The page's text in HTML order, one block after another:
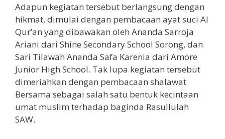
Adapun kegiatan tersebut berlangsung dengan
hikmat, dimulai dengan pembacaan ayat suci Al
Qur’an yang dibawakan oleh Ananda Sarroja
Ariani dari Shine Secondary School Sorong, dan
Sari Tilawah Ananda Safa Karenia dari Amore
Junior High School. Tak lupa kegiatan tersebut
dimeriahkan dengan pembacaan shalawat
Bersama sebagai salah satu bentuk kecintaan
umat muslim terhadap baginda Rasullulah
SAW.